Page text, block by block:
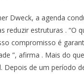
Dweck, a agenda
reduzir estruturas . “O
compromisso é
”, afirma . Mais do que
Depois de um período